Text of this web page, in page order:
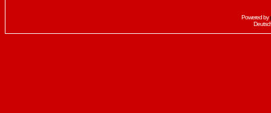
Powered by